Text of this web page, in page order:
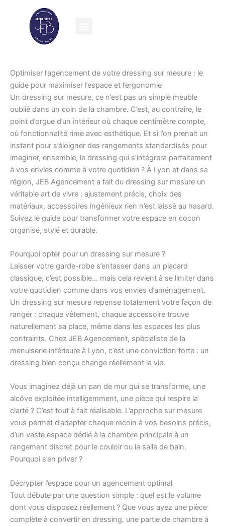
Optimiser l’agencement de votre dressing sur mesure : le
guide pour maximiser l’espace et l’ergonomie
Un dressing sur mesure, ce n’est pas un simple meuble
oublié dans un coin de la chambre. C’est, au contraire, le
point d’orgue d’un intérieur où chaque centimètre compte,
où fonctionnalité rime avec esthétique. Et si l’on prenait un
instant pour s’éloigner des rangements standardisés pour
imaginer, ensemble, le dressing qui s’intégrera parfaitement
à vos envies comme à votre quotidien ? À Lyon et dans sa
région, JEB Agencement a fait du dressing sur mesure un
véritable art de vivre : ajustement précis, choix des
matériaux, accessoires ingénieux rien n’est laissé au hasard.
Suivez le guide pour transformer votre espace en cocon
organisé, stylé et durable.
Pourquoi opter pour un dressing sur mesure ?
Laisser votre garde-robe s’entasser dans un placard
classique, c’est possible… mais cela revient à se limiter dans
votre quotidien comme dans vos envies d’aménagement.
Un dressing sur mesure repense totalement votre façon de
ranger : chaque vêtement, chaque accessoire trouve
naturellement sa place, même dans les espaces les plus
contraints. Chez JEB Agencement, spécialiste de la
menuiserie intérieure à Lyon, c’est une conviction forte : un
dressing bien conçu change réellement la vie.
Vous imaginez déjà un pan de mur qui se transforme, une
alcôve exploitée intelligemment, une pièce qui respire la
clarté ? C’est tout à fait réalisable. L’approche sur mesure
vous permet d’adapter chaque recoin à vos besoins précis,
d’un vaste espace dédié à la chambre principale à un
rangement discret pour le couloir ou la salle de bain.
Pourquoi s’en priver ?
Décrypter l’espace pour un agencement optimal
Tout débute par une question simple : quel est le volume
dont vous disposez réellement ? Que vous ayez une pièce
complète à convertir en dressing, une partie de chambre à